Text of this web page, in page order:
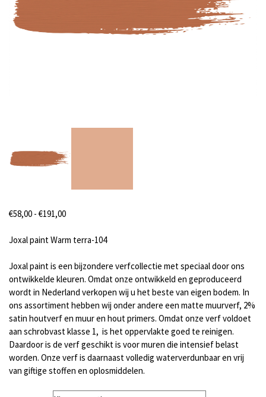
€58,00 - €191,00Prijsklasse:
tot
Joxal paint Warm terra-104
Joxal paint is een bijzondere verfcollectie met speciaal door ons
ontwikkelde kleuren. Omdat onze ontwikkeld en geproduceerd
wordt in Nederland verkopen wij u het beste van eigen bodem. In
ons assortiment hebben wij onder andere een matte muurverf, 2%
satin houtverf en muur en hout primers. Omdat onze verf voldoet
aan schrobvast klasse 1, is het oppervlakte goed te reinigen.
Daardoor is de verf geschikt is voor muren die intensief belast
worden. Onze verf is daarnaast volledig waterverdunbaar en vrij
van giftige stoffen en oplosmiddelen.